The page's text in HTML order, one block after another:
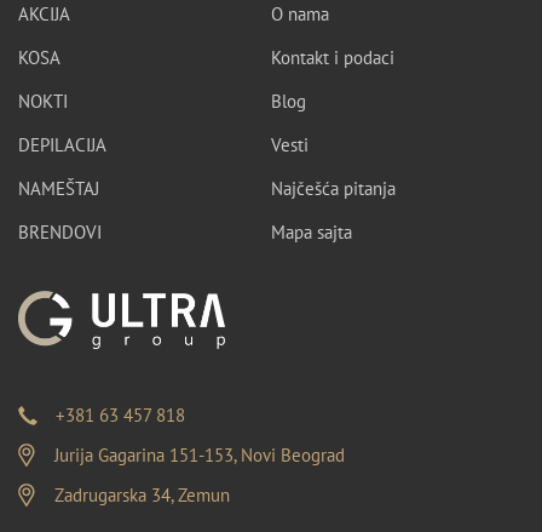
AKCIJA
KOSA
NOKTI
DEPILACIJA
NAMEŠTAJ
BRENDOVI
O nama
Kontakt i podaci
Blog
Vesti
Najčešća pitanja
Mapa sajta
+381 63 457 818
Jurija Gagarina 151-153, Novi Beograd
Zadrugarska 34, Zemun